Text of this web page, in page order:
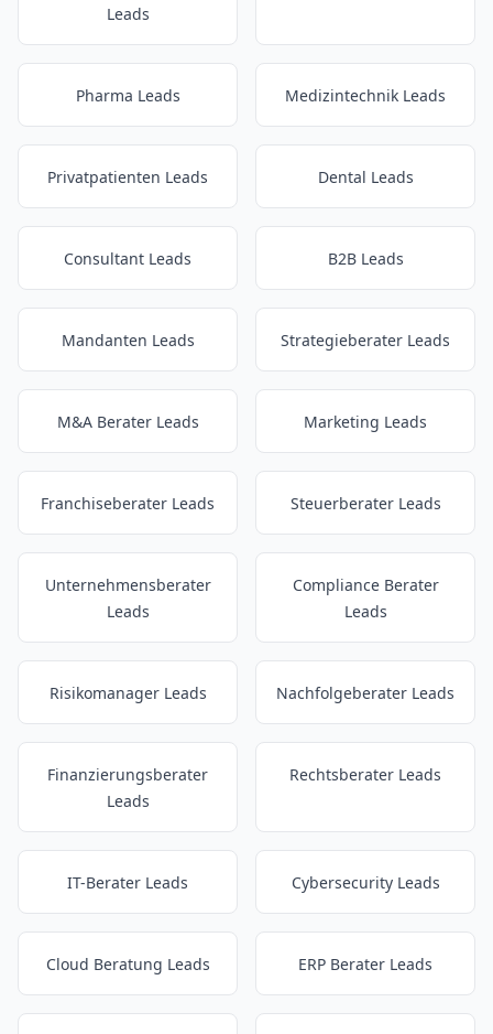
Leads
Pharma Leads Medizintechnik Leads
Privatpatienten Leads Dental Leads
Consultant Leads B2B Leads
Mandanten Leads Strategieberater Leads
M&A Berater Leads Marketing Leads
Franchiseberater Leads Steuerberater Leads
Unternehmensberater
Leads
Compliance Berater
Leads
Risikomanager Leads Nachfolgeberater Leads
Finanzierungsberater
Leads
Rechtsberater Leads
IT-Berater Leads Cybersecurity Leads
Cloud Beratung Leads ERP Berater Leads